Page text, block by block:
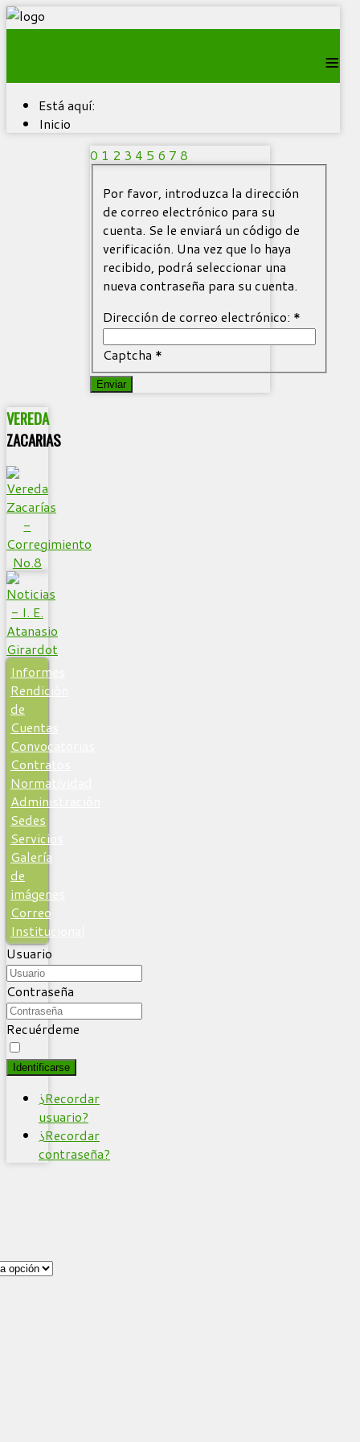
≡
Está aquí:
Inicio
0 1 2 3 4 5 6 7 8
Por favor, introduzca la dirección
de correo electrónico para su
cuenta. Se le enviará un código de
verificación. Una vez que lo haya
recibido, podrá seleccionar una
nueva contraseña para su cuenta.
Dirección de correo electrónico: *
Captcha *
Enviar
VEREDA
ZACARIAS
Informes
Rendición
de
Cuentas
Convocatorias
Contratos
Normatividad
Administración
Sedes
Servicios
Galería
de
imágenes
Correo
Institucional
Usuario
Contraseña
Recuérdeme
Identificarse
¿Recordar
usuario?
¿Recordar
contraseña?